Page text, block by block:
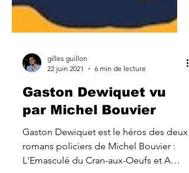
22 juin 2021
6 min de lecture
Gaston Dewiquet vu
par Michel Bouvier